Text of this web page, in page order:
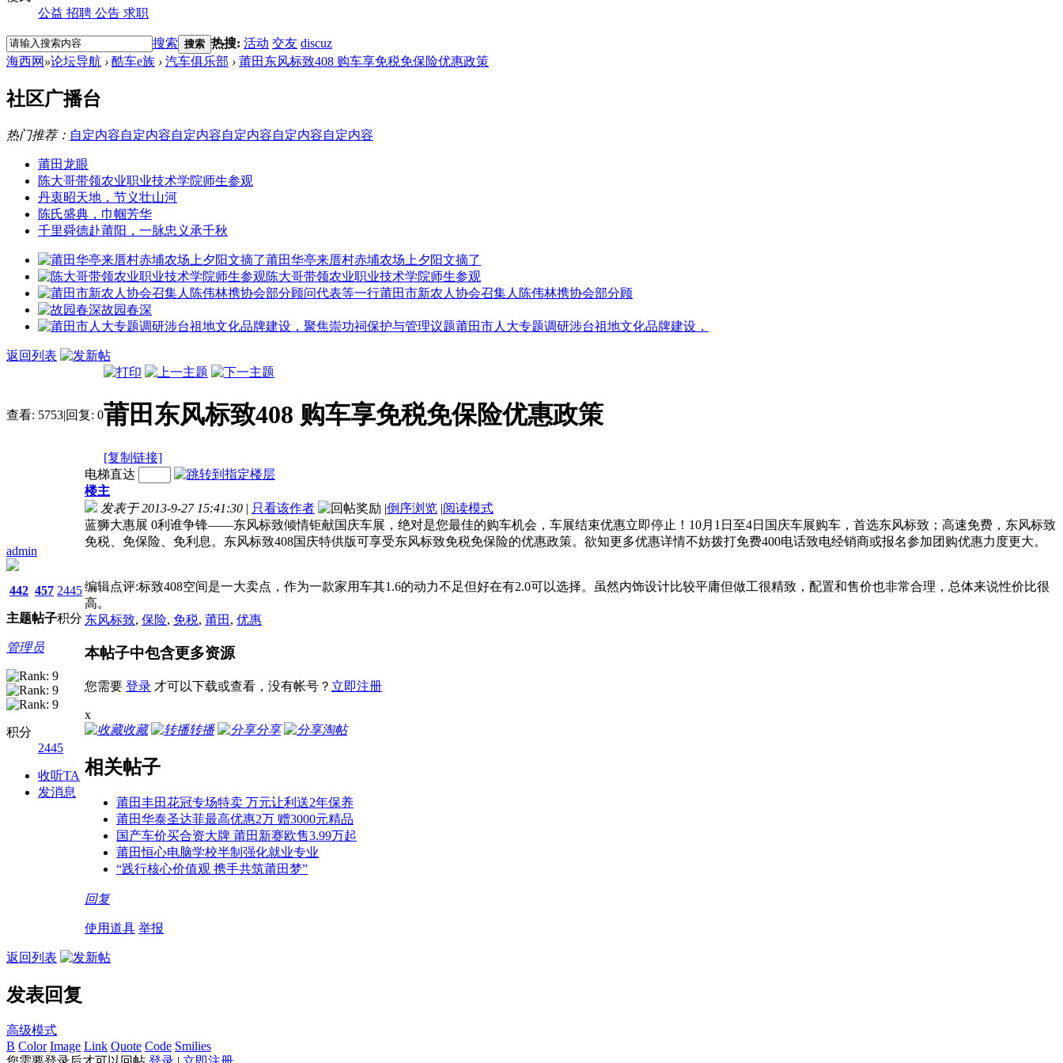
公益 招聘 公告 求职
搜索 搜索 热搜: 活动 交友 discuz
海西网 »论坛导航 › 酷车e族 › 汽车俱乐部 › 莆田东风标致408 购车享免税免保险优惠政策
社区广播台
热门推荐： 自定内容自定内容自定内容自定内容自定内容自定内容
莆田龙眼
陈大哥带领农业职业技术学院师生参观
丹衷昭天地，节义壮山河
陈氏盛典，巾帼芳华
千里舜德赴莆阳，一脉忠义承千秋
莆田华亭来厝村赤埔农场上夕阳文摘了
陈大哥带领农业职业技术学院师生参观
莆田市新农人协会召集人陈伟林携协会部分顾
故园春深
莆田市人大专题调研涉台祖地文化品牌建设，
返回列表
查看: 5753|回复: 0莆田东风标致408 购车享免税免保险优惠政策
[复制链接]
admin
442
主题
457
帖子
2445
积分
管理员
积分
2445
收听TA
发消息
电梯直达
楼主
发表于 2013-9-27 15:41:30 | 只看该作者 |倒序浏览 |阅读模式
蓝狮大惠展 0利谁争锋——东风标致倾情钜献国庆车展，绝对是您最佳的购车机会，车展结束优惠立即停止！10月1日至4日国庆车展购车，首选东风标致；高速免费，东风标致
免税、免保险、免利息。东风标致408国庆特供版可享受东风标致免税免保险的优惠政策。欲知更多优惠详情不妨拨打免费400电话致电经销商或报名参加团购优惠力度更大。
编辑点评:标致408空间是一大卖点，作为一款家用车其1.6的动力不足但好在有2.0可以选择。虽然内饰设计比较平庸但做工很精致，配置和售价也非常合理，总体来说性价比很
高。
东风标致, 保险, 免税, 莆田 , 优惠
本帖子中包含更多资源
您需要 登录 才可以下载或查看，没有帐号？ 立即注册
x
收藏
转播 分享 淘帖
相关帖子
莆田丰田花冠专场特卖 万元让利送2年保养
莆田华泰圣达菲最高优惠2万 赠3000元精品
国产车价买合资大牌 莆田新赛欧售3.99万起
莆田恒心电脑学校半制强化就业专业
“践行核心价值观 携手共筑莆田梦”
回复
使用道具 举报
返回列表
发表回复
高级模式
B Color Image Link Quote Code Smilies